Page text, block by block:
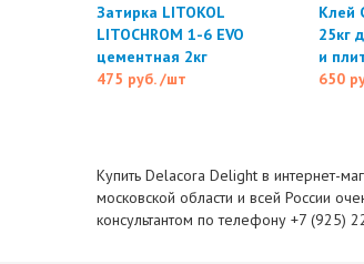
Затирка LITOKOL
LITOCHROM 1-6 EVO
цементная 2кг
475 руб./шт
Клей
25кг
и
650
Купить Delacora Delight в интернет-
московской области и всей России
консультантом по телефону +7 (925)